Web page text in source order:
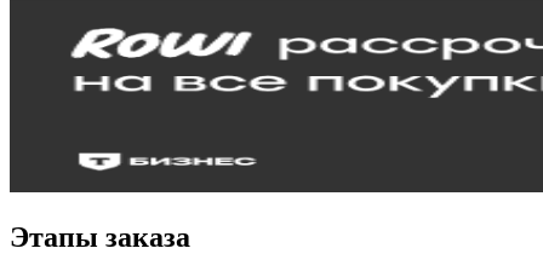
Этапы заказа